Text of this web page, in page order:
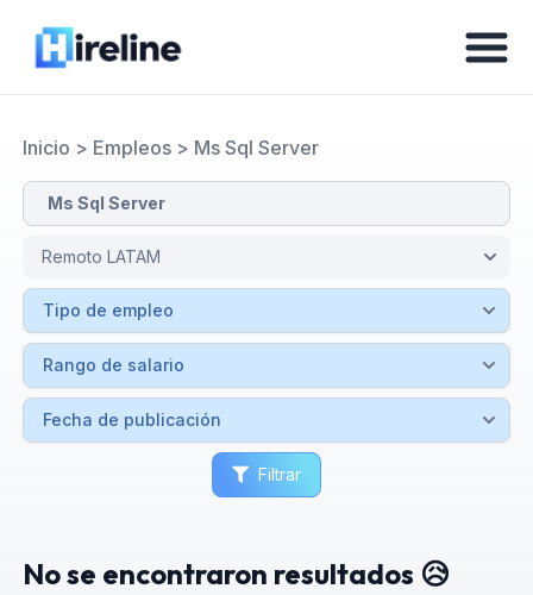
Inicio > Empleos> Ms Sql Server
Filtrar
No se encontraron resultados 😥